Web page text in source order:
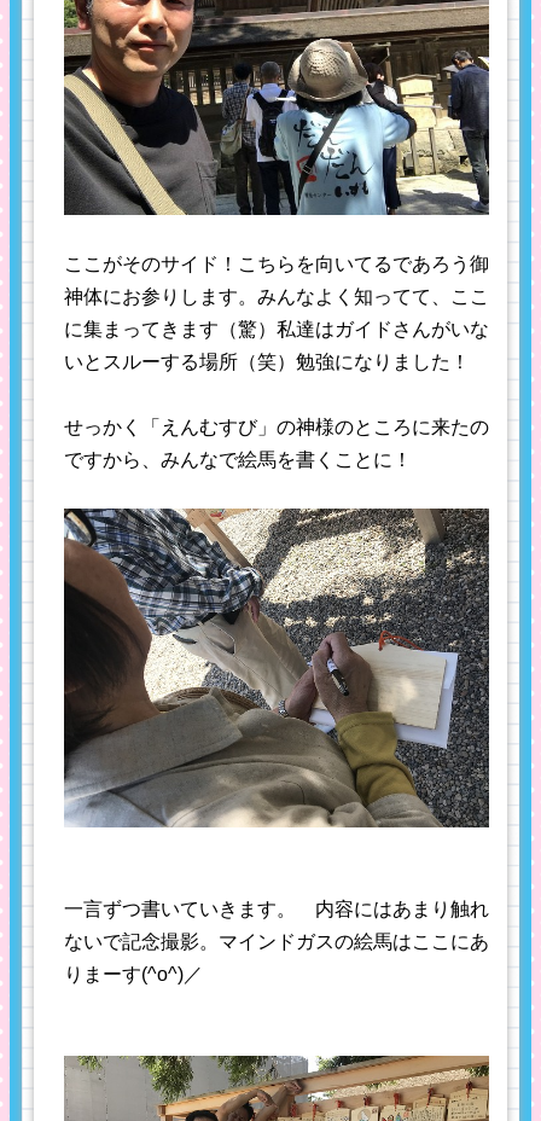
ここがそのサイド！こちらを向いてるであろう御
神体にお参りします。みんなよく知ってて、ここ
に集まってきます（驚）私達はガイドさんがいな
いとスルーする場所（笑）勉強になりました！
せっかく「えんむすび」の神様のところに来たの
ですから、みんなで絵馬を書くことに！
一言ずつ書いていきます。 内容にはあまり触れ
ないで記念撮影。マインドガスの絵馬はここにあ
りまーす(^o^)／